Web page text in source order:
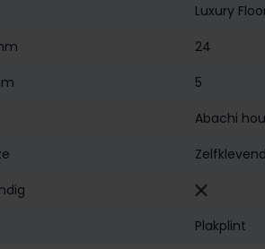
Luxury
24
5
Abachi
Zelfklevend
Plakplint